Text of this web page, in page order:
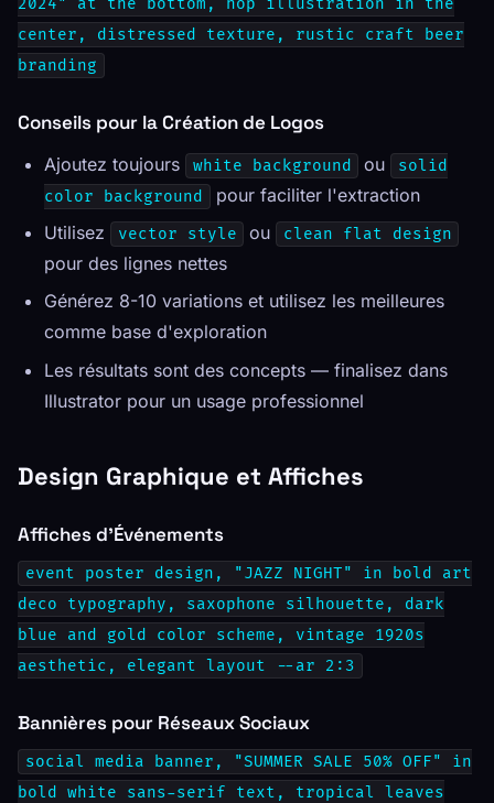
center, distressed texture, rustic craft beer
branding
Conseils pour la Création de Logos
Ajoutez toujours white background ou
solid
color background
pour faciliter l'extraction
Utilisez
vector style ou clean flat design
pour des lignes nettes
Générez 8-10 variations et utilisez les meilleures
comme base d'exploration
Les résultats sont des concepts — finalisez dans
Illustrator pour un usage professionnel
Design Graphique et Affiches
Affiches d'Événements
event poster design, "JAZZ NIGHT" in bold art
deco typography, saxophone silhouette, dark
blue and gold color scheme, vintage 1920s
aesthetic, elegant layout --ar 2:3
Bannières pour Réseaux Sociaux
social media banner, "SUMMER SALE 50% OFF" in
bold white sans-serif text, tropical leaves